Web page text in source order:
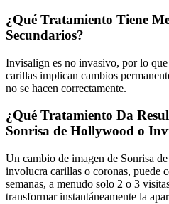
¿Qué Tratamiento Tiene
Secundarios?
Invisalign es no invasivo, por lo
carillas implican cambios
no se hacen correctamente.
¿Qué Tratamiento Da
Sonrisa de Hollywood o
Un cambio de imagen de Sonrisa
involucra carillas o coronas, puede
semanas, a menudo solo 2 o 3
transformar instantáneamente la